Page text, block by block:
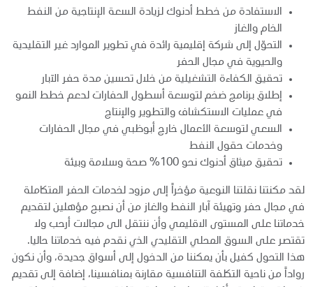
الاستفادة من خطط أدنوك لزيادة السعة الإنتاجية من النفط
الخام والغاز
التحوّل إلى شركة إقليمية رائدة في تطوير الموارد غير التقليدية
والحيوية في مجال الحفر
تحقيق الكفاءة التشغيلية من خلال تحسين مدة حفر الآبار
إطلاق برنامج ضخم لتوسعة أسطول الحفارات لدعم خطط النمو
في عمليات الاستكشاف والتطوير والإنتاج
السعي لتوسعة الأعمال خارج أبوظبي في مجال الحفارات
وخدمات حقول النفط
تحقيق ميثاق أدنوك نحو 100% صحة وسلامة وبيئة
لقد مكنتنا نقلتنا النوعية مؤخراً إلى مزود لخدمات الحفر المتكاملة
في مجال حفر وتهيئة آبار النفط والغاز من أن نصبح مؤهلين لتقديم
خدماتنا على المستوى الاقليمي وأن ننتقل الى مجالات أرحب ولا
تقتصر على السوق المحلي التقليدي الذي نقدم فيه خدماتنا حاليا.
هذا التحول كفيل بأن يمكننا من الدخول إلى أسواق جديدة، وأن نكون
رواداً من ناحية التكلفة التنافسية مقارنة بمنافسينا، إضافة إلى تقديم